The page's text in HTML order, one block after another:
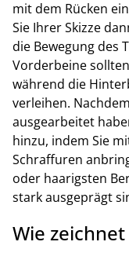
mit dem Rücken
Sie Ihrer Skizze
die Bewegung des
Vorderbeine
während die
verleihen.
ausgearbeitet
hinzu, indem Sie
Schraffuren
oder haarigsten
stark ausgeprägt
Wie